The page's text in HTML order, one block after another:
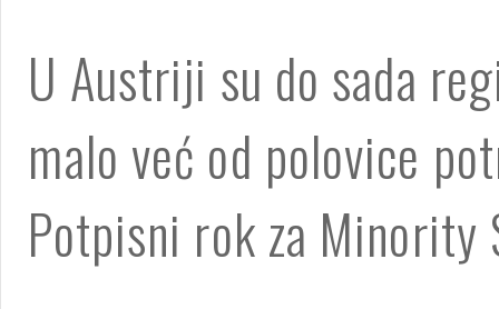
U Austriji su do sada
malo već od polovice
Potpisni rok za Minority